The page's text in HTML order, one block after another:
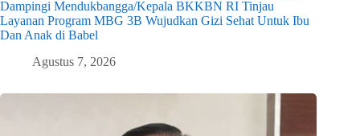
Dampingi Mendukbangga/Kepala BKKBN RI Tinjau
Layanan Program MBG 3B Wujudkan Gizi Sehat Untuk Ibu
Dan Anak di Babel
Agustus 7, 2026